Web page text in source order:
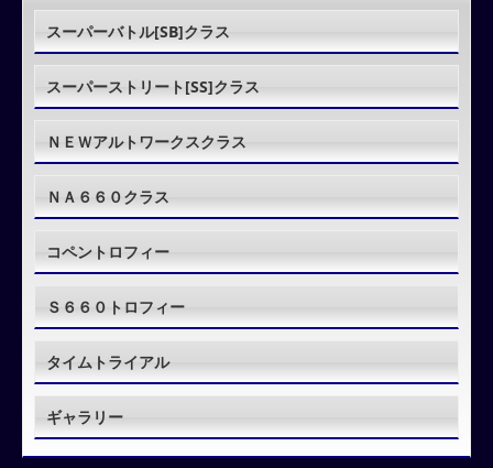
スーパーバトル[SB]クラス
スーパーストリート[SS]クラス
ＮＥＷアルトワークスクラス
ＮＡ６６０クラス
コペントロフィー
Ｓ６６０トロフィー
タイムトライアル
ギャラリー